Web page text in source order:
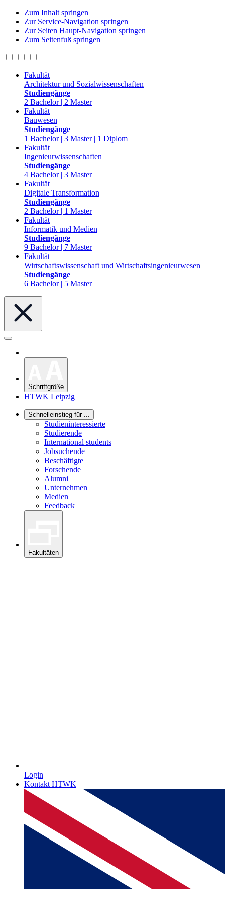
Zum Inhalt springen
Zur Service-Navigation springen
Zur Seiten Haupt-Navigation springen
Zum Seitenfuß springen
Fakultät
Architektur und Sozialwissenschaften
Studiengänge
2 Bachelor | 2 Master
Fakultät
Bauwesen
Studiengänge
1 Bachelor | 3 Master | 1 Diplom
Fakultät
Ingenieurwissenschaften
Studiengänge
4 Bachelor | 3 Master
Fakultät
Digitale Transformation
Studiengänge
2 Bachelor | 1 Master
Fakultät
Informatik und Medien
Studiengänge
9 Bachelor | 7 Master
Fakultät
Wirtschaftswissenschaft und Wirtschaftsingenieurwesen
Studiengänge
6 Bachelor | 5 Master
Schriftgröße
HTWK Leipzig
Schnelleinstieg für ...
Studieninteressierte
Studierende
International students
Jobsuchende
Beschäftigte
Forschende
Alumni
Unternehmen
Medien
Feedback
Fakultäten
Login
Kontakt HTWK